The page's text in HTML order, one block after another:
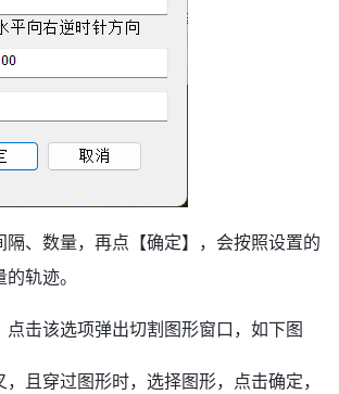
隔、数量，再点【确定】，会按照设置的
轨迹。
点击该选项弹出切割图形窗口，如下图
且穿过图形时，选择图形，点击确定，